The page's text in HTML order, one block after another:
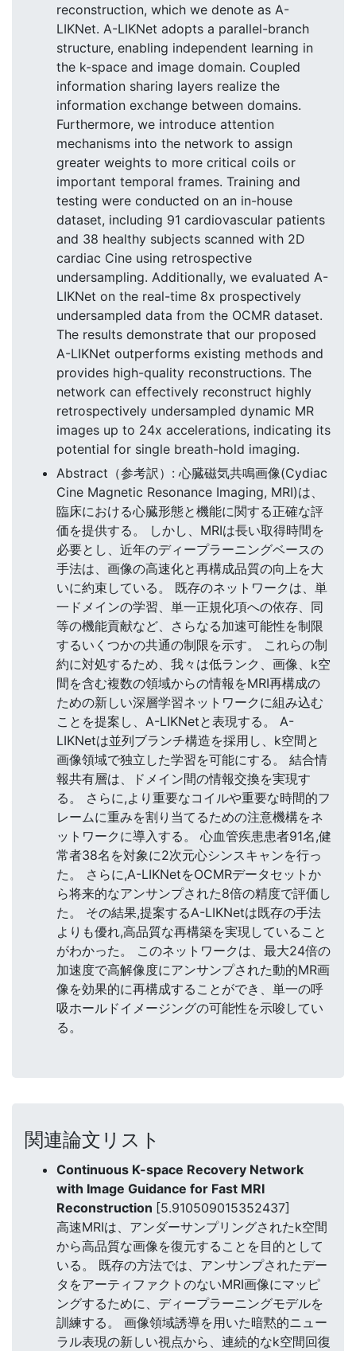
reconstruction, which we denote as A-
LIKNet. A-LIKNet adopts a parallel-branch
structure, enabling independent learning in
the k-space and image domain. Coupled
information sharing layers realize the
information exchange between domains.
Furthermore, we introduce attention
mechanisms into the network to assign
greater weights to more critical coils or
important temporal frames. Training and
testing were conducted on an in-house
dataset, including 91 cardiovascular patients
and 38 healthy subjects scanned with 2D
cardiac Cine using retrospective
undersampling. Additionally, we evaluated A-
LIKNet on the real-time 8x prospectively
undersampled data from the OCMR dataset.
The results demonstrate that our proposed
A-LIKNet outperforms existing methods and
provides high-quality reconstructions. The
network can effectively reconstruct highly
retrospectively undersampled dynamic MR
images up to 24x accelerations, indicating its
potential for single breath-hold imaging.
Abstract（参考訳）: 心臓磁気共鳴画像(Cydiac
Cine Magnetic Resonance Imaging, MRI)は、
臨床における心臓形態と機能に関する正確な評
価を提供する。 しかし、MRIは長い取得時間を
必要とし、近年のディープラーニングベースの
手法は、画像の高速化と再構成品質の向上を大
いに約束している。 既存のネットワークは、単
一ドメインの学習、単一正規化項への依存、同
等の機能貢献など、さらなる加速可能性を制限
するいくつかの共通の制限を示す。 これらの制
約に対処するため、我々は低ランク、画像、k空
間を含む複数の領域からの情報をMRI再構成の
ための新しい深層学習ネットワークに組み込む
ことを提案し、A-LIKNetと表現する。 A-
LIKNetは並列ブランチ構造を採用し、k空間と
画像領域で独立した学習を可能にする。 結合情
報共有層は、ドメイン間の情報交換を実現す
る。 さらに,より重要なコイルや重要な時間的フ
レームに重みを割り当てるための注意機構をネ
ットワークに導入する。 心血管疾患患者91名,健
常者38名を対象に2次元心シンスキャンを行っ
た。 さらに,A-LIKNetをOCMRデータセットか
ら将来的なアンサンプされた8倍の精度で評価し
た。 その結果,提案するA-LIKNetは既存の手法
よりも優れ,高品質な再構築を実現していること
がわかった。 このネットワークは、最大24倍の
加速度で高解像度にアンサンプされた動的MR画
像を効果的に再構成することができ、単一の呼
吸ホールドイメージングの可能性を示唆してい
る。
関連論文リスト
Continuous K-space Recovery Network
with Image Guidance for Fast MRI
Reconstruction [5.910509015352437]
高速MRIは、アンダーサンプリングされたk空間
から高品質な画像を復元することを目的として
いる。 既存の方法では、アンサンプされたデー
タをアーティファクトのないMRI画像にマッピ
ングするために、ディープラーニングモデルを
訓練する。 画像領域誘導を用いた暗黙的ニュー
ラル表現の新しい視点から、連続的なk空間回復